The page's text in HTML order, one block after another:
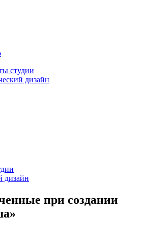
студии
дизайн
дизайн
при создании